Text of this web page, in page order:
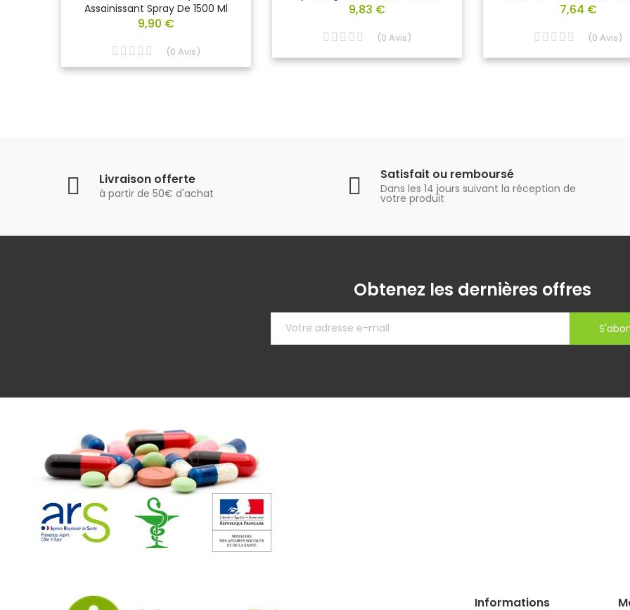
Assainissant Spray De 1500 Ml
9,90 €
(0 Avis)
9,83 €
(0 Avis)
7,64 €
(0 Avis)
Livraison offerte
à partir de 50€ d'achat
Satisfait ou remboursé
Dans les 14 jours suivant la réception de
votre produit
Obtenez les dernières offres
Informations